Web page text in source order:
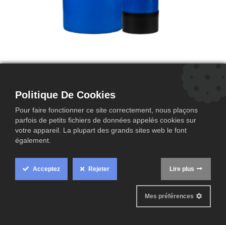
Hoogtechnologische waterverzachter voor industriële
toepassingen in Simplex opstelling.
Technische data
Politique De Cookies
Pour faire fonctionner ce site correctement, nous plaçons
parfois de petits fichiers de données appelés cookies sur
votre appareil. La plupart des grands sites web le font
également.
Acceptez Rejeter Lire plus
Mes préférences